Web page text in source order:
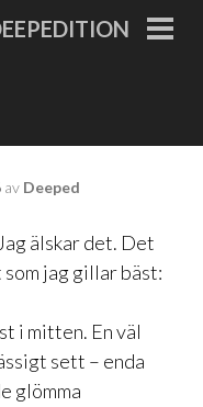
av Deeped
älskar det. Det
jag gillar bäst:
i mitten. En väl
sett – enda
glömma